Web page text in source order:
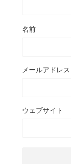
名前
メールアドレス
ウェブサイト